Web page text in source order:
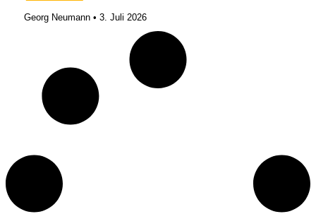
Georg Neumann
3. Juli 2026